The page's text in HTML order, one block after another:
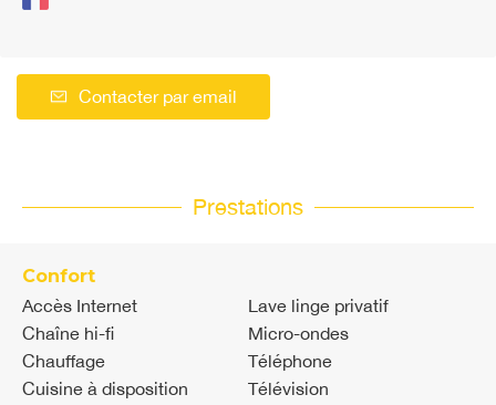
Contacter par email
Prestations
Confort
Accès Internet
Chaîne hi-fi
Chauffage
Cuisine à disposition
Lave linge privatif
Micro-ondes
Téléphone
Télévision